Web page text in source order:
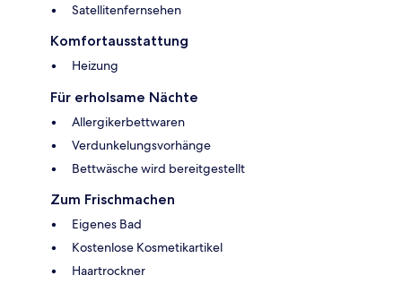
Satellitenfernsehen
Komfortausstattung
Heizung
Für erholsame Nächte
Allergikerbettwaren
Verdunkelungsvorhänge
Bettwäsche wird bereitgestellt
Zum Frischmachen
Eigenes Bad
Kostenlose Kosmetikartikel
Haartrockner